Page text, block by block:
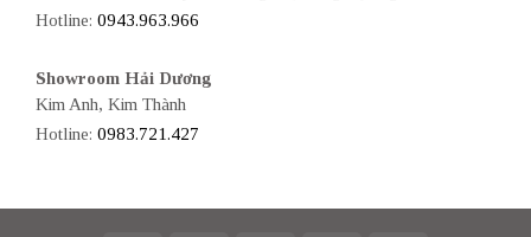
Hotline: 0943.963.966
Showroom Hải Dương
Kim Anh, Kim Thành
Hotline: 0983.721.427